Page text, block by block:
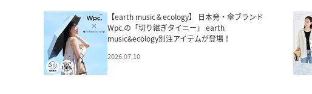
【earth music＆ecology】 日本発・傘ブランド
Wpc.の「切り継ぎタイニー」 earth
music&ecology別注アイテムが登場！
2026.07.10